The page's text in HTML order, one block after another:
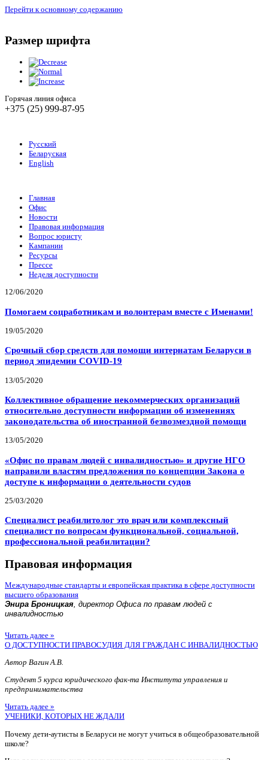
Перейти к основному содержанию
Размер шрифта
Горячая линия офиса
+375 (25) 999-87-95
Русский
Беларуская
English
Главная
Офис
Новости
Правовая информация
Вопрос юристу
Кампании
Ресурсы
Прессе
Неделя доступности
12/06/2020
Помогаем соцработникам и волонтерам вместе с Именами!
19/05/2020
Срочный сбор средств для помощи интернатам Беларуси в
период эпидемии COVID-19
13/05/2020
Коллективное обращение некоммерческих организаций
относительно доступности информации об изменениях
законодательства об иностранной безвозмездной помощи
13/05/2020
«Офис по правам людей с инвалидностью» и другие НГО
направили властям предложения по концепции Закона о
доступе к информации о деятельности судов
25/03/2020
Специалист реабилитолог это врач или комплексный
специалист по вопросам функциональной, социальной,
профессиональной реабилитации?
Правовая информация
Международные стандарты и европейская практика в сфере доступности
высшего образования
Энира Броницкая, директор Офиса по правам людей с
инвалидностью
Читать далее »
О ДОСТУПНОСТИ ПРАВОСУДИЯ ДЛЯ ГРАЖДАН С ИНВАЛИДНОСТЬЮ
Автор Вагин А.В.
Студент 5 курса юридического фак-та Института управления и
предпринимательства
Читать далее »
УЧЕНИКИ, КОТОРЫХ НЕ ЖДАЛИ
Почему дети-аутисты в Беларуси не могут учиться в общеобразовательной
школе?